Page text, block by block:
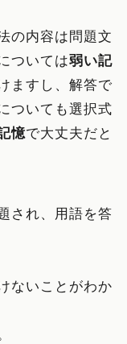
の内容は問題文
ついては弱い記
ますし、解答で
ついても選択式
憶で大丈夫だと
され、用語を答
ないことがわか